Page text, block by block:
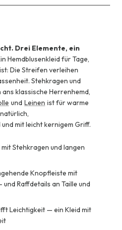
Drei Elemente, ein
Hemdblusenkleid für Tage,
Die Streifen verleihen
Stehkragen und
klassische Herrenhemd,
und Leinen ist für warme
mit leicht kernigem Griff.
Stehkragen und langen
Knopfleiste mit
Raffdetails an Taille und
Leichtigkeit — ein Kleid mit